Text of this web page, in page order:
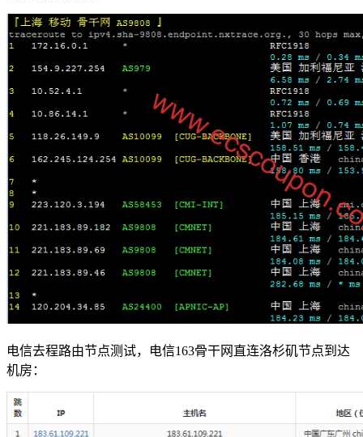
电信去程路由节点测试，电信163骨干网直连洛杉矶节点到达
机房：